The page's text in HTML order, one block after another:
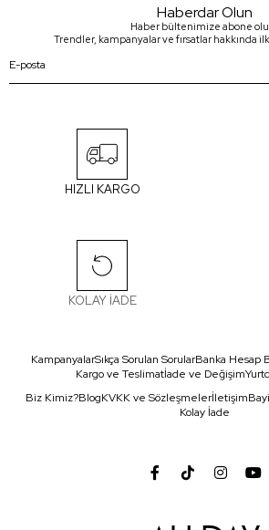
Haberdar Olun
Haber bültenimize abone
Trendler, kampanyalar ve fırsatlar hakkında
HIZLI KARGO
KOLAY İADE
KampanyalarSıkça Sorulan SorularBanka Hesap
Kargo ve Teslimatİade ve Değişim
Biz Kimiz?BlogKVKK ve Sözleşmelerİletişim
Kolay İade